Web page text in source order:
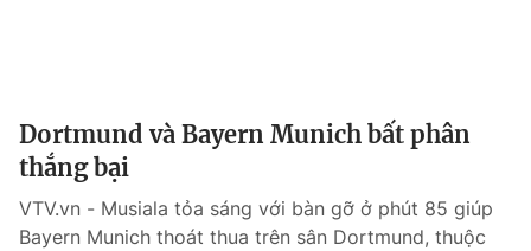
Dortmund và Bayern Munich bất phân
thắng bại
VTV.vn - Musiala tỏa sáng với bàn gỡ ở phút 85 giúp
Bayern Munich thoát thua trên sân Dortmund, thuộc